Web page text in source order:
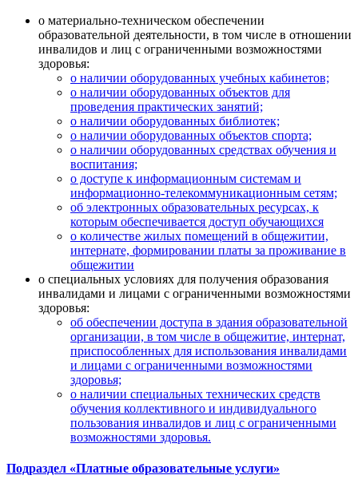
о материально-техническом обеспечении
образовательной деятельности, в том числе в отношении
инвалидов и лиц с ограниченными возможностями
здоровья:
о наличии оборудованных учебных кабинетов;
о наличии оборудованных объектов для
проведения практических занятий;
о наличии оборудованных библиотек;
о наличии оборудованных объектов спорта;
о наличии оборудованных средствах обучения и
воспитания;
о доступе к информационным системам и
информационно-телекоммуникационным сетям;
об электронных образовательных ресурсах, к
которым обеспечивается доступ обучающихся
о количестве жилых помещений в общежитии,
интернате, формировании платы за проживание в
общежитии
о специальных условиях для получения образования
инвалидами и лицами с ограниченными возможностями
здоровья:
об обеспечении доступа в здания образовательной
организации, в том числе в общежитие, интернат,
приспособленных для использования инвалидами
и лицами с ограниченными возможностями
здоровья;
о наличии специальных технических средств
обучения коллективного и индивидуального
пользования инвалидов и лиц с ограниченными
возможностями здоровья.
Подраздел «Платные образовательные услуги»